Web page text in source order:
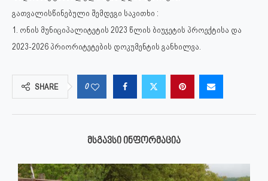
გათვალისწინებული შემდეგი საკითხი :
1. ონის მუნიციპალიტეტის 2023 წლის ბიუჯეტის პროექტისა და
2023-2026 პრიორიტეტების დოკუმენტის განხილვა.
SHARE 0
ᲛᲡᲒᲐᲕᲡᲘ ᲘᲜᲤᲝᲠᲛᲐᲪᲘᲐ